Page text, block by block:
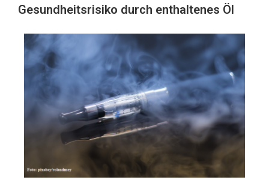
Gesundheitsrisiko durch enthaltenes Öl